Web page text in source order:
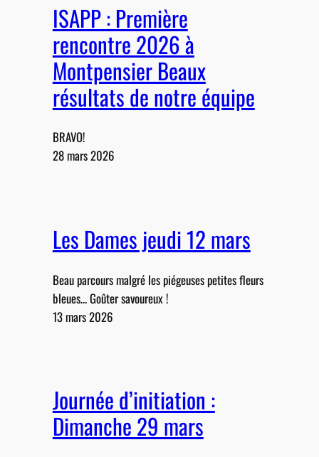
ISAPP : Première
rencontre 2026 à
Montpensier Beaux
résultats de notre équipe
BRAVO!
28 mars 2026
Les Dames jeudi 12 mars
Beau parcours malgré les piégeuses petites fleurs
bleues… Goûter savoureux !
13 mars 2026
Journée d’initiation :
Dimanche 29 mars